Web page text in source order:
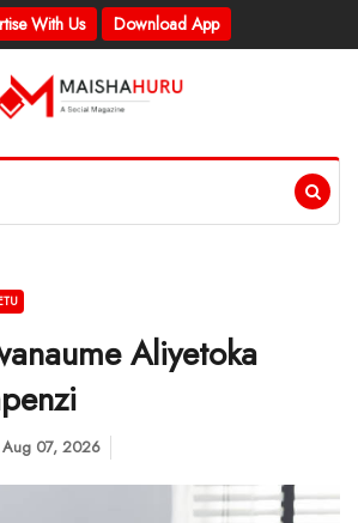
With Us Download App
Aliyetoka
Aug 07, 2026